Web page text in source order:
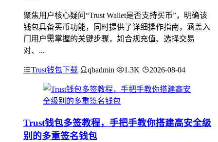
聚焦用户核心疑问“Trust Wallet是否支持买币”，明确该
钱包具备买币功能，同时提供了详细操作指南，涵盖入
门用户需掌握的关键步骤，如合规充值、选择交易
对、...
Trust钱包下载 qbadmin 1.3K 2026-08-04
Trust钱包多签教程，手把手教你搭建高安全级
别的多重签名钱包